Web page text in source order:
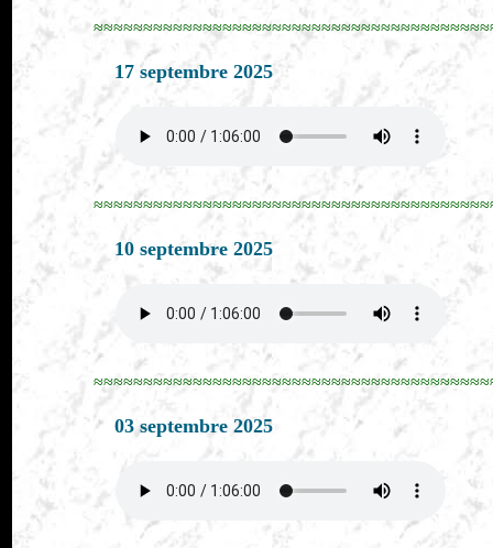
17 septembre 2025
10 septembre 2025
03 septembre 2025